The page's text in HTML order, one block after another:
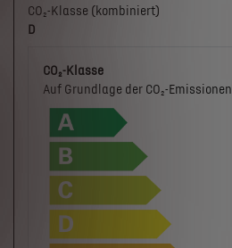
CO₂-Klasse (kombiniert)
D
CO₂-Klasse
Auf Grundlage der CO₂-Emissionen